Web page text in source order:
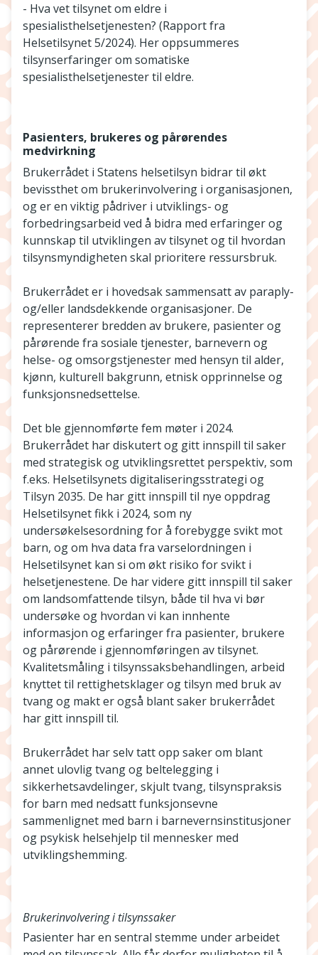
- Hva vet tilsynet om eldre i
spesialisthelsetjenesten? (Rapport fra
Helsetilsynet 5/2024). Her oppsummeres
tilsynserfaringer om somatiske
spesialisthelsetjenester til eldre.
Pasienters, brukeres og pårørendes
medvirkning
Brukerrådet i Statens helsetilsyn bidrar til økt
bevissthet om brukerinvolvering i organisasjonen,
og er en viktig pådriver i utviklings- og
forbedringsarbeid ved å bidra med erfaringer og
kunnskap til utviklingen av tilsynet og til hvordan
tilsynsmyndigheten skal prioritere ressursbruk.
Brukerrådet er i hovedsak sammensatt av paraply-
og/eller landsdekkende organisasjoner. De
representerer bredden av brukere, pasienter og
pårørende fra sosiale tjenester, barnevern og
helse- og omsorgstjenester med hensyn til alder,
kjønn, kulturell bakgrunn, etnisk opprinnelse og
funksjonsnedsettelse.
Det ble gjennomførte fem møter i 2024.
Brukerrådet har diskutert og gitt innspill til saker
med strategisk og utviklingsrettet perspektiv, som
f.eks. Helsetilsynets digitaliseringsstrategi og
Tilsyn 2035. De har gitt innspill til nye oppdrag
Helsetilsynet fikk i 2024, som ny
undersøkelsesordning for å forebygge svikt mot
barn, og om hva data fra varselordningen i
Helsetilsynet kan si om økt risiko for svikt i
helsetjenestene. De har videre gitt innspill til saker
om landsomfattende tilsyn, både til hva vi bør
undersøke og hvordan vi kan innhente
informasjon og erfaringer fra pasienter, brukere
og pårørende i gjennomføringen av tilsynet.
Kvalitetsmåling i tilsynssaksbehandlingen, arbeid
knyttet til rettighetsklager og tilsyn med bruk av
tvang og makt er også blant saker brukerrådet
har gitt innspill til.
Brukerrådet har selv tatt opp saker om blant
annet ulovlig tvang og beltelegging i
sikkerhetsavdelinger, skjult tvang, tilsynspraksis
for barn med nedsatt funksjonsevne
sammenlignet med barn i barnevernsinstitusjoner
og psykisk helsehjelp til mennesker med
utviklingshemming.
Brukerinvolvering i tilsynssaker
Pasienter har en sentral stemme under arbeidet